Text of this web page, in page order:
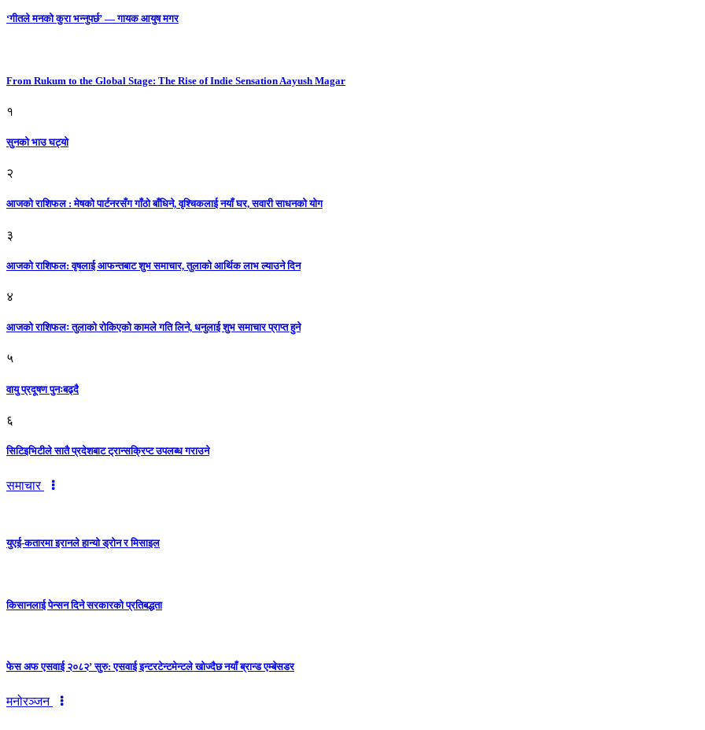
‘गीतले मनको कुरा भन्नुपर्छ’ — गायक आयुष मगर
From Rukum to the Global Stage: The Rise of Indie Sensation Aayush Magar
१
सुनको भाउ घट्याे
२
आजको राशिफल : मेषको पार्टनरसँग गाँठो बाँधिने, वृश्चिकलाई नयाँ घर, सवारी साधनकाे याेग
३
आजकाे राशिफल: वृषलाई आफन्तबाट शुभ समाचार, तुलाकाे आर्थिक लाभ ल्याउने दिन
४
आजको राशिफलः तुलाकाे रोकिएको कामले गति लिने, धनुलाई शुभ समाचार प्राप्त हुने
५
वायु प्रदूषण पुनःबढ्दै
६
सिटिइभिटीले सातै प्रदेशबाट ट्रान्सक्रिप्ट उपलब्ध गराउने
समाचार
युएई-कतारमा इरानले हान्यो ड्रोन र मिसाइल
किसानलाई पेन्सन दिने सरकारको प्रतिबद्धता
फेस अफ एसवाई २०८२’ सुरु: एसवाई इन्टरटेन्टमेन्टले खोज्दैछ नयाँ ब्रान्ड एम्बेसडर
मनोरञ्जन